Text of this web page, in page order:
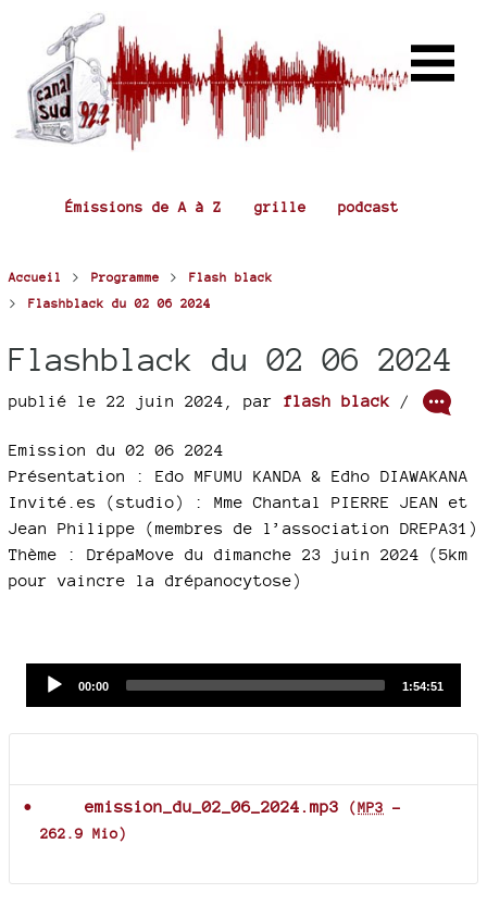
Émissions de A à Z grille podcast
Accueil > Programme > Flash black
> Flashblack du 02 06 2024
Flashblack du 02 06 2024
publié le 22 juin 2024 par flash black /
Emission du 02 06 2024
Présentation : Edo MFUMU KANDA & Edho DIAWAKANA
Invité.es (studio) : Mme Chantal PIERRE JEAN et
Jean Philippe (membres de l’association DREPA31)
Thème : DrépaMove du dimanche 23 juin 2024 (5km
pour vaincre la drépanocytose)
Current
00:00
Total
1:54:51
emission_du_02_06_2024.mp3 (MP3 -
262.9 Mio)